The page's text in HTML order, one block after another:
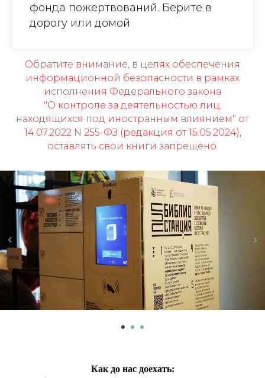
фонда пожертвований. Берите в
дорогу или домой
Обратите внимание, в целях обеспечения
информационной безопасности в рамках
исполнения Федерального закона
"О контроле за деятельностью лиц,
находящихся под иностранным влиянием" от
14.07.2022 N 255-ФЗ (редакция от 15.05.2024),
оставлять свои книги запрещено.
Как до нас доехать: